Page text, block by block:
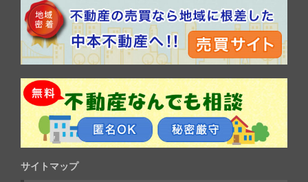
サイトマップ